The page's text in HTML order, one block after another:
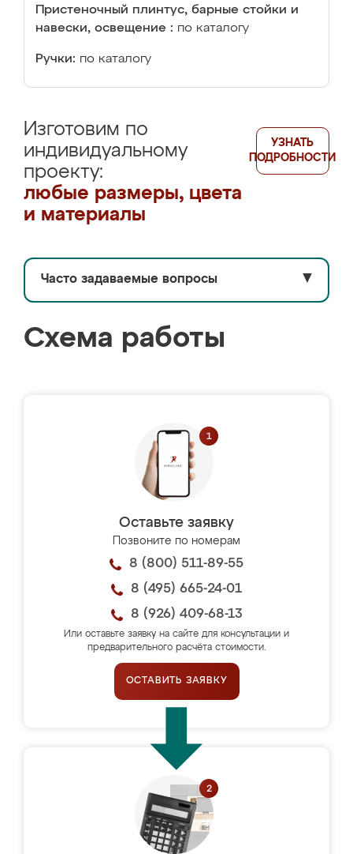
Пристеночный плинтус, барные стойки и
навески, освещение : по каталогу
Ручки: по каталогу
Изготовим по
индивидуальному
проекту:
любые размеры, цвета
и материалы
УЗНАТЬ
ПОДРОБНОСТИ
Часто задаваемые вопросы ▼
Схема работы
Оставьте заявку
Позвоните по номерам
8 (800) 511-89-55
8 (495) 665-24-01
8 (926) 409-68-13
Или оставьте заявку на сайте для консультации и
предварительного расчёта стоимости.
ОСТАВИТЬ ЗАЯВКУ